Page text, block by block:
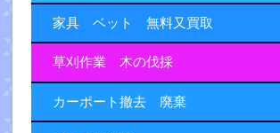
家具 ベット 無料又買取
草刈作業 木の伐採
カーポート撤去 廃棄